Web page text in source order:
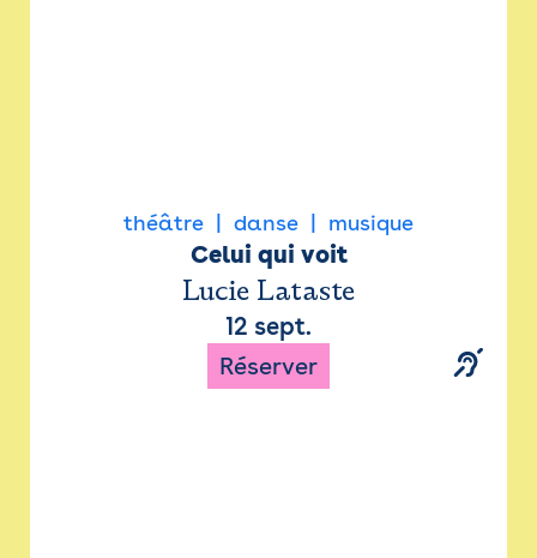
théâtre danse musique
Celui qui voit
Lucie Lataste
12 sept.
Réserver